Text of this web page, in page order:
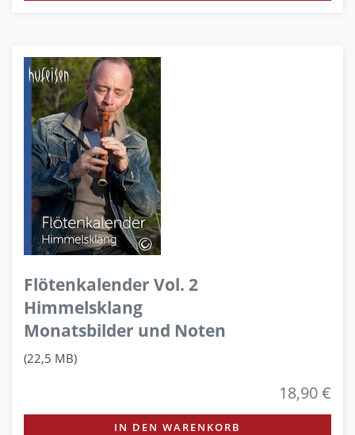
Flötenkalender Vol. 2
Himmelsklang
Monatsbilder und Noten
(22,5 MB)
18,90 €
IN DEN WARENKORB